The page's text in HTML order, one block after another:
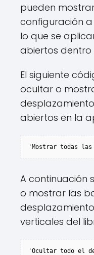
pueden
configuración
lo que se
abiertos dentro
El siguiente
ocultar o
abiertos en la
'Mostrar todas las
A continuación
o mostrar las
verticales del
'Ocultar todo el